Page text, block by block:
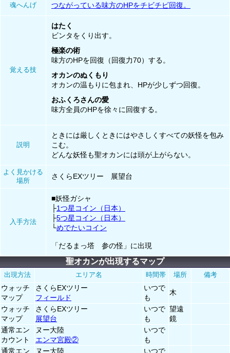
魂へんげ つながっている味方のHPをチビチビ回復。
覚える技
はたく
ビンタをくり出す。
極楽の術
味方のHPを回復（回復力70）する。
オカンのぬくもり
オカンの温もりに包まれ、HPが少しずつ回復。
おふくろさんの愛
味方全員のHPを徐々に回復する。
説明
ときには厳しくときにはやさしくすべての妖怪を包み
こむ。
どんな妖怪も聖オカンには頭が上がらない。
よく見かける
場所
さくらEXツリー 展望台
入手方法
■妖怪ガシャ
├1つ星コイン（日本）
├5つ星コイン（日本）
└めでたいコイン
「だるまっ塔 参の怪」に出現
聖オカンが出現するマップ
出現方法 エリア名 時間帯 場所 備考
ウォッチ
マップ
さくらEXツリー
フィールド
いつで
も
木
ウォッチ
マップ
さくらEXツリー
展望台
いつで
も
望遠
鏡
通常エン
カウント
ヌー大陸
エンマ宮殿②
いつで
も
通常エン
ヌー大陸 いつで